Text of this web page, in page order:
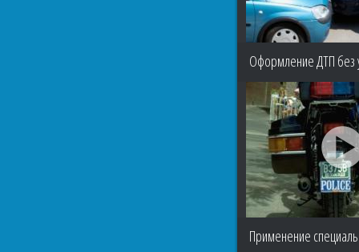
Оформление ДТП без
Применение